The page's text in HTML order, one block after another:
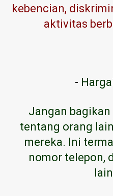
kebencian,
aktivitas
-
Jangan
tentang orang
mereka. Ini
nomor telepon,